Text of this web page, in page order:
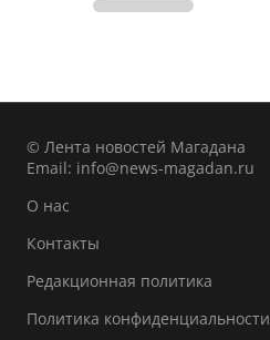
© Лента новостей Магадана
Email: info@news-magadan.ru
О нас
Контакты
Редакционная политика
Политика конфиденциальности